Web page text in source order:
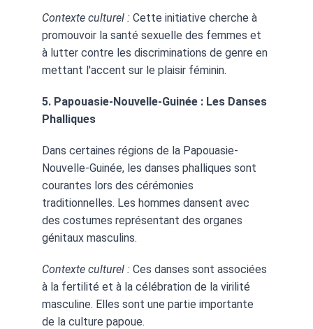
Contexte culturel : Cette initiative cherche à
promouvoir la santé sexuelle des femmes et
à lutter contre les discriminations de genre en
mettant l'accent sur le plaisir féminin.
5. Papouasie-Nouvelle-Guinée : Les Danses
Phalliques
Dans certaines régions de la Papouasie-
Nouvelle-Guinée, les danses phalliques sont
courantes lors des cérémonies
traditionnelles. Les hommes dansent avec
des costumes représentant des organes
génitaux masculins.
Contexte culturel : Ces danses sont associées
à la fertilité et à la célébration de la virilité
masculine. Elles sont une partie importante
de la culture papoue.